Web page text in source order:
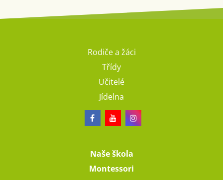
Rodiče a žáci
Třídy
Učitelé
Jídelna
Naše škola
Montessori